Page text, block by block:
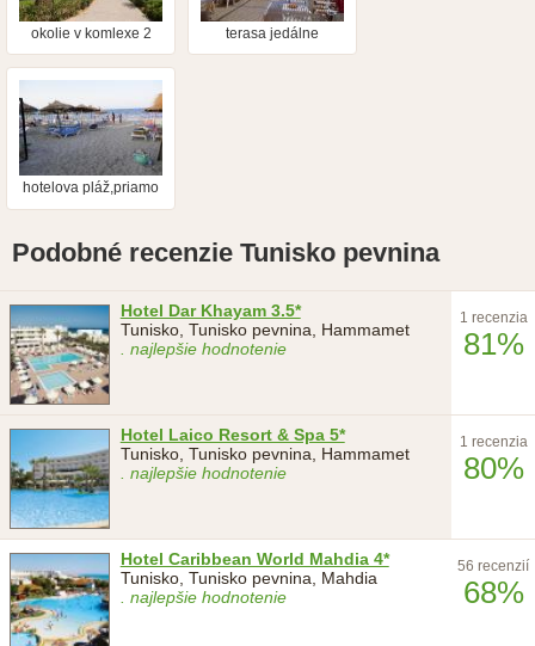
okolie v komlexe 2 terasa jedálne
hotelova pláž,priamo
Podobné recenzie Tunisko pevnina
Hotel Dar Khayam 3.5*
Tunisko, Tunisko pevnina, Hammamet
. najlepšie hodnotenie
1 recenzia
81%
Hotel Laico Resort & Spa 5*
Tunisko, Tunisko pevnina, Hammamet
. najlepšie hodnotenie
1 recenzia
80%
Hotel Caribbean World Mahdia 4*
Tunisko, Tunisko pevnina, Mahdia
. najlepšie hodnotenie
56 recenzií
68%